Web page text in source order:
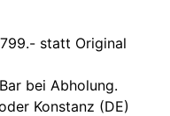
statt Original
bei Abholung.
Konstanz (DE)